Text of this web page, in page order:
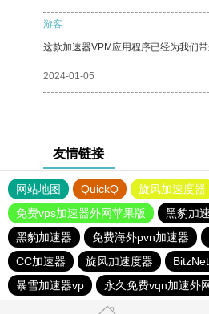
游客
这款加速器VPM应用程序已经为我们带
2024-01-05
友情链接
网站地图 QuickQ 旋风加速度器
免费vps加速器外网苹果版
黑豹加
黑豹加速器
免费海外pvn加速器
CC加速器
旋风加速度器
暴雪加速器vp
永久免费vqn加速外